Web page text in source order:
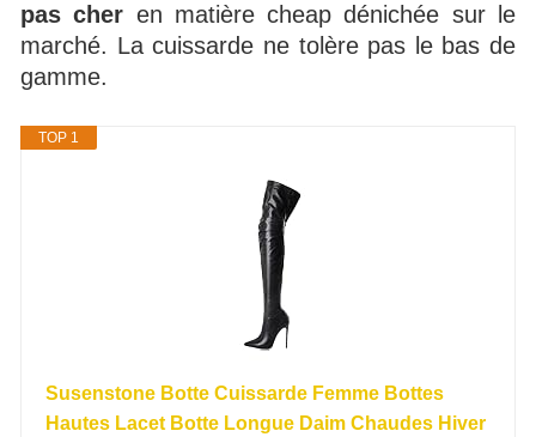
pas cher en matière cheap dénichée sur le
marché. La cuissarde ne tolère pas le bas de
gamme.
TOP 1
Susenstone Botte Cuissarde Femme Bottes
Hautes Lacet Botte Longue Daim Chaudes Hiver